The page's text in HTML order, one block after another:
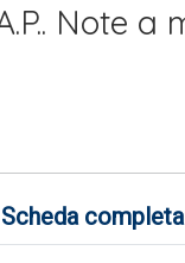
Note a
Scheda completa